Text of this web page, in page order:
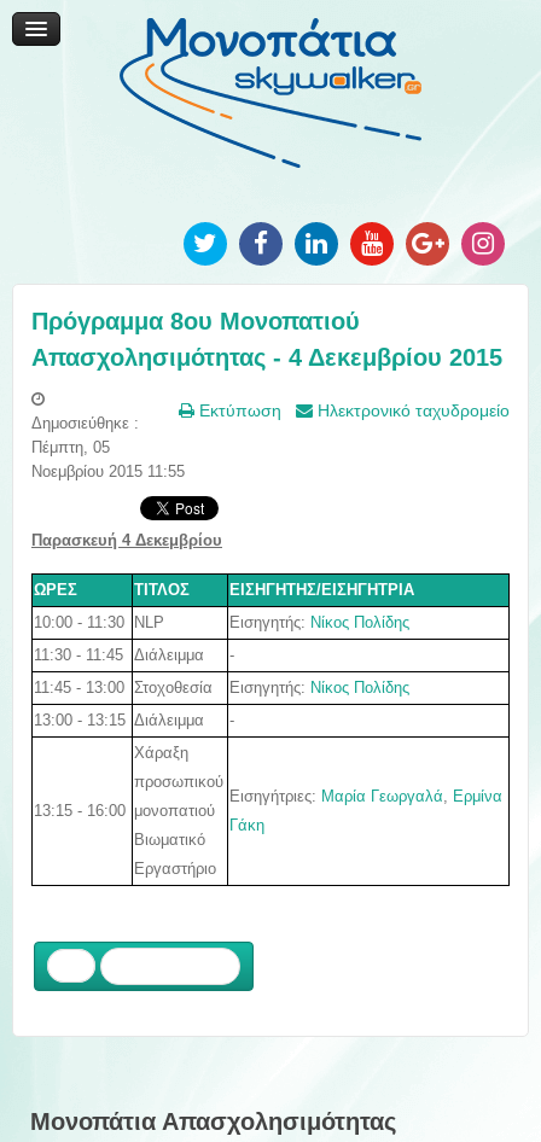
Μονοπάτια Καινοτομίας
Μονοπάτια Τοπικής Ανάπτυξης
Ανακοινώσεις
Φωτογραφίες
Πρόγραμμα 8ου Μονοπατιού
Απασχολησιμότητας - 4 Δεκεμβρίου 2015
Εκτύπωση Ηλεκτρονικό ταχυδρομείο
Δημοσιεύθηκε :
Πέμπτη, 05
Νοεμβρίου 2015 11:55
Παρασκευή 4 Δεκεμβρίου
ΩΡΕΣ ΤΙΤΛΟΣ
ΕΙΣΗΓΗΤΗΣ/ΕΙΣΗΓΗΤΡΙΑ
10:00 - 11:30
NLP Εισηγητής: Νίκος Πολίδης
11:30 - 11:45 Διάλειμμα
-
11:45 - 13:00 Στοχοθεσία Εισηγητής: Νίκος Πολίδης
13:00 - 13:15 Διάλειμμα -
13:15 - 16:00
Χάραξη
προσωπικού
μονοπατιού
Βιωματικό
Εργαστήριο
Εισηγήτριες: Μαρία Γεωργαλά, Ερμίνα
Γάκη
Μονοπάτια Απασχολησιμότητας